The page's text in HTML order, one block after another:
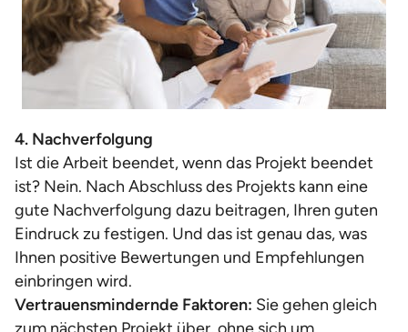
4. Nachverfolgung
Ist die Arbeit beendet, wenn das Projekt beendet
ist? Nein. Nach Abschluss des Projekts kann eine
gute Nachverfolgung dazu beitragen, Ihren guten
Eindruck zu festigen. Und das ist genau das, was
Ihnen positive Bewertungen und Empfehlungen
einbringen wird.
Vertrauensmindernde Faktoren: Sie gehen gleich